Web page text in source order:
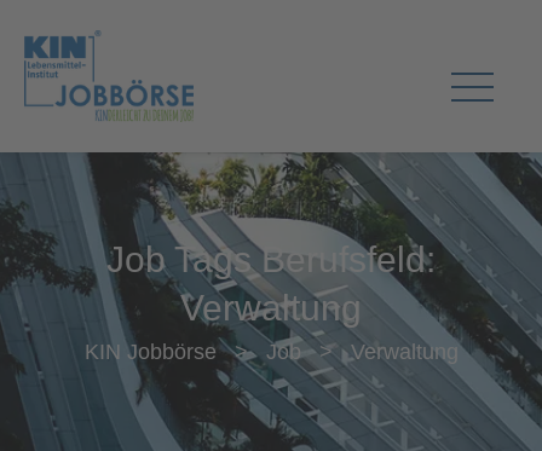
Job Tags Berufsfeld:
Verwaltung
KIN Jobbörse > Job > Verwaltung